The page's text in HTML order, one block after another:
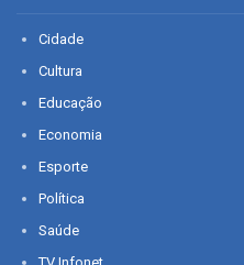
Cidade
Cultura
Educação
Economia
Esporte
Política
Saúde